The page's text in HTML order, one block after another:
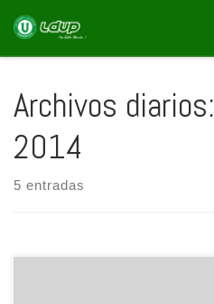
Saltar al contenido
Archivos diarios:
2014
5 entradas